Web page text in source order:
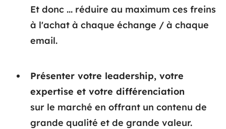
Et donc ... réduire au maximum ces freins
à l'achat à chaque échange / à chaque
email.
Présenter votre leadership, votre
expertise et votre différenciation
sur le marché en offrant un contenu de
grande qualité et de grande valeur.